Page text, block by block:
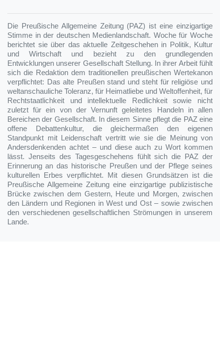
Die Preußische Allgemeine Zeitung (PAZ) ist eine einzigartige
Stimme in der deutschen Medienlandschaft. Woche für Woche
berichtet sie über das aktuelle Zeitgeschehen in Politik, Kultur
und Wirtschaft und bezieht zu den grundlegenden
Entwicklungen unserer Gesellschaft Stellung. In ihrer Arbeit fühlt
sich die Redaktion dem traditionellen preußischen Wertekanon
verpflichtet: Das alte Preußen stand und steht für religiöse und
weltanschauliche Toleranz, für Heimatliebe und Weltoffenheit, für
Rechtstaatlichkeit und intellektuelle Redlichkeit sowie nicht
zuletzt für ein von der Vernunft geleitetes Handeln in allen
Bereichen der Gesellschaft. In diesem Sinne pflegt die PAZ eine
offene Debattenkultur, die gleichermaßen den eigenen
Standpunkt mit Leidenschaft vertritt wie sie die Meinung von
Andersdenkenden achtet – und diese auch zu Wort kommen
lässt. Jenseits des Tagesgeschehens fühlt sich die PAZ der
Erinnerung an das historische Preußen und der Pflege seines
kulturellen Erbes verpflichtet. Mit diesen Grundsätzen ist die
Preußische Allgemeine Zeitung eine einzigartige publizistische
Brücke zwischen dem Gestern, Heute und Morgen, zwischen
den Ländern und Regionen in West und Ost – sowie zwischen
den verschiedenen gesellschaftlichen Strömungen in unserem
Lande.